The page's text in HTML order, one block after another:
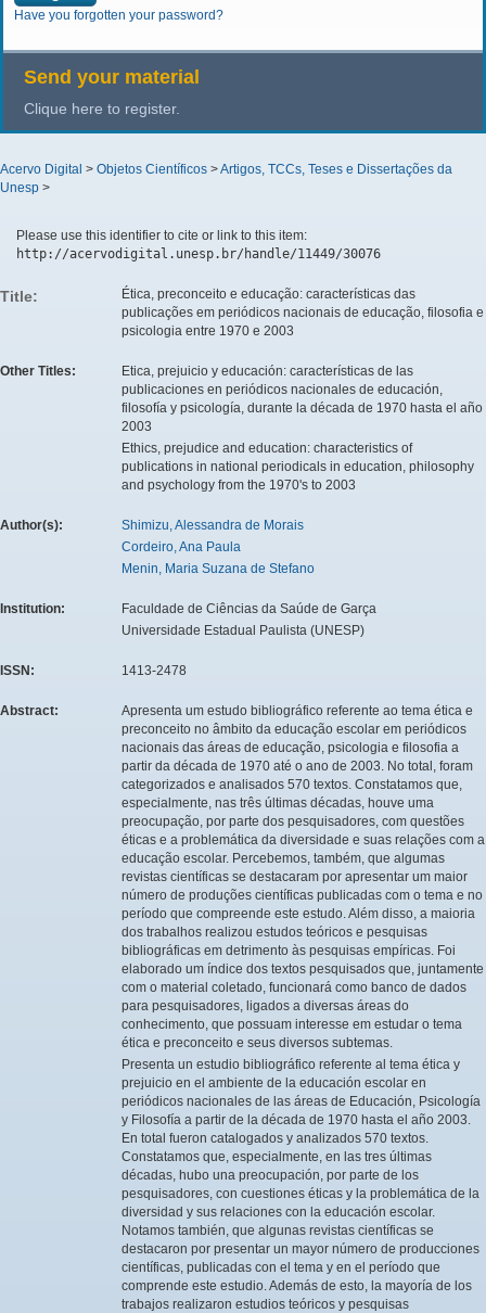
Have you forgotten your password?
Send your material
Clique here to register.
Acervo Digital > Objetos Científicos >Artigos, TCCs, Teses e Dissertações da
Unesp >
Please use this identifier to cite or link to this item:
http://acervodigital.unesp.br/handle/11449/30076
Title:
Ética, preconceito e educação: características das
publicações em periódicos nacionais de educação, filosofia e
psicologia entre 1970 e 2003
Other Titles:
Etica, prejuicio y educación: características de las
publicaciones en periódicos nacionales de educación,
filosofía y psicología, durante la década de 1970 hasta el año
2003
Ethics, prejudice and education: characteristics of
publications in national periodicals in education, philosophy
and psychology from the 1970's to 2003
Author(s):
Shimizu, Alessandra de Morais
Cordeiro, Ana Paula
Menin, Maria Suzana de Stefano
Institution:
Faculdade de Ciências da Saúde de Garça
Universidade Estadual Paulista (UNESP)
ISSN: 1413-2478
Abstract:
Apresenta um estudo bibliográfico referente ao tema ética e
preconceito no âmbito da educação escolar em periódicos
nacionais das áreas de educação, psicologia e filosofia a
partir da década de 1970 até o ano de 2003. No total, foram
categorizados e analisados 570 textos. Constatamos que,
especialmente, nas três últimas décadas, houve uma
preocupação, por parte dos pesquisadores, com questões
éticas e a problemática da diversidade e suas relações com a
educação escolar. Percebemos, também, que algumas
revistas científicas se destacaram por apresentar um maior
número de produções científicas publicadas com o tema e no
período que compreende este estudo. Além disso, a maioria
dos trabalhos realizou estudos teóricos e pesquisas
bibliográficas em detrimento às pesquisas empíricas. Foi
elaborado um índice dos textos pesquisados que, juntamente
com o material coletado, funcionará como banco de dados
para pesquisadores, ligados a diversas áreas do
conhecimento, que possuam interesse em estudar o tema
ética e preconceito e seus diversos subtemas.
Presenta un estudio bibliográfico referente al tema ética y
prejuicio en el ambiente de la educación escolar en
periódicos nacionales de las áreas de Educación, Psicología
y Filosofía a partir de la década de 1970 hasta el año 2003.
En total fueron catalogados y analizados 570 textos.
Constatamos que, especialmente, en las tres últimas
décadas, hubo una preocupación, por parte de los
pesquisadores, con cuestiones éticas y la problemática de la
diversidad y sus relaciones con la educación escolar.
Notamos también, que algunas revistas científicas se
destacaron por presentar un mayor número de producciones
científicas, publicadas con el tema y en el período que
comprende este estudio. Además de esto, la mayoría de los
trabajos realizaron estudios teóricos y pesquisas